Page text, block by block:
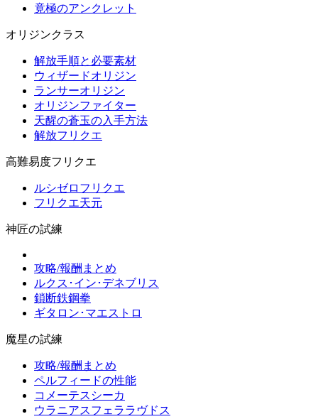
竟極のアンクレット
オリジンクラス
解放手順と必要素材
ウィザードオリジン
ランサーオリジン
オリジンファイター
天醒の蒼玉の入手方法
解放フリクエ
高難易度フリクエ
ルシゼロフリクエ
フリクエ天元
神匠の試練
攻略/報酬まとめ
ルクス･イン･デネブリス
鎖断鉄鋼拳
ギタロン･マエストロ
魔星の試練
攻略/報酬まとめ
ペルフィードの性能
コメーテスシーカ
ウラニアスフェララヴドス